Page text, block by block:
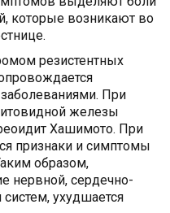
которые возникают во
резистентных
При
железы
Хашимото. При
признаки и симптомы
образом,
нервной, сердечно-
ухудшается